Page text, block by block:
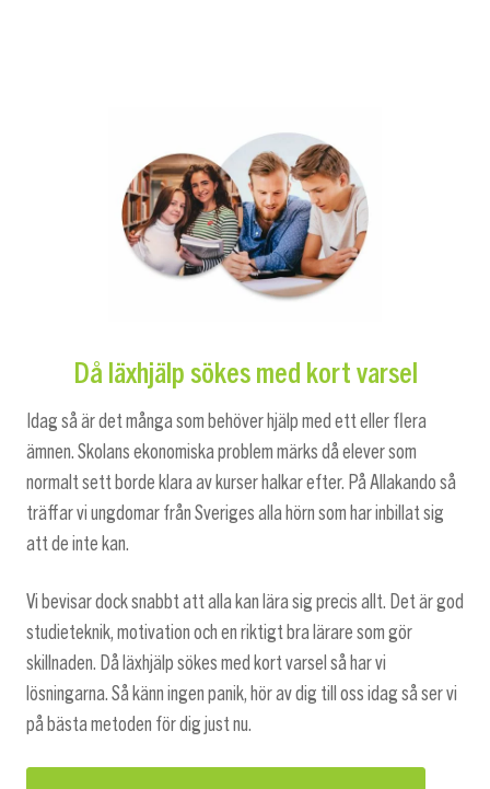
Då läxhjälp sökes med kort varsel
Idag så är det många som behöver hjälp med ett eller flera
ämnen. Skolans ekonomiska problem märks då elever som
normalt sett borde klara av kurser halkar efter. På Allakando så
träffar vi ungdomar från Sveriges alla hörn som har inbillat sig
att de inte kan.
Vi bevisar dock snabbt att alla kan lära sig precis allt. Det är god
studieteknik, motivation och en riktigt bra lärare som gör
skillnaden. Då läxhjälp sökes med kort varsel så har vi
lösningarna. Så känn ingen panik, hör av dig till oss idag så ser vi
på bästa metoden för dig just nu.